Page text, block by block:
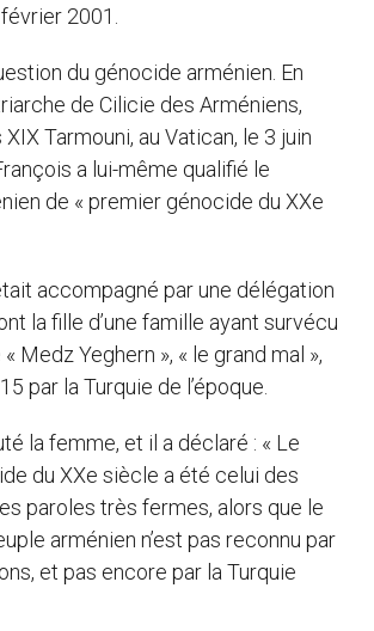
2001.
du génocide arménien. En
de Cilicie des Arméniens,
Tarmouni, au Vatican, le 3 juin
a lui-même qualifié le
de « premier génocide du XXe
accompagné par une délégation
la fille d’une famille ayant survécu
Medz Yeghern », « le grand mal »,
par la Turquie de l’époque.
la femme, et il a déclaré : « Le
du XXe siècle a été celui des
paroles très fermes, alors que le
arménien n’est pas reconnu par
et pas encore par la Turquie